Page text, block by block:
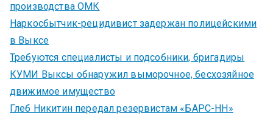
производства ОМК
Наркосбытчик-рецидивист задержан полицейскими
в Выксе
Требуются специалисты и подсобники, бригадиры
КУМИ Выксы обнаружил выморочное, бесхозяйное
движимое имущество
Глеб Никитин передал резервистам «БАРС-НН»